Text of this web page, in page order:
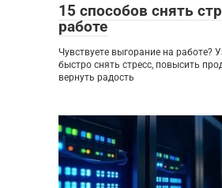
15 способов снять
работе
Чувствуете выгорание на работе?
быстро снять стресс, повысить
вернуть радость